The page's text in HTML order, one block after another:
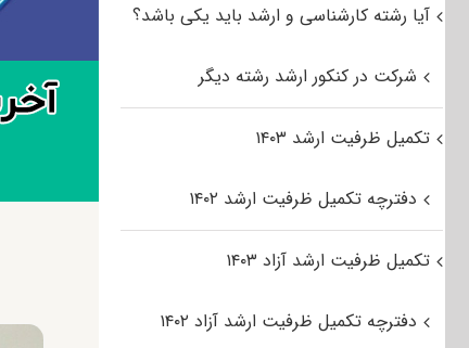
آیا رشته کارشناسی و ارشد باید یکی باشد؟
شرکت در کنکور ارشد رشته دیگر
تکمیل ظرفیت ارشد ۱۴۰۳
دفترچه تکمیل ظرفیت ارشد ۱۴۰۲
تکمیل ظرفیت ارشد آزاد ۱۴۰۳
دفترچه تکمیل ظرفیت ارشد آزاد ۱۴۰۲